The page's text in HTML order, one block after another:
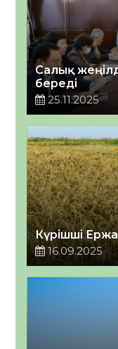
Салық
береді
25.11.2025
Күрішші
16.09.2025